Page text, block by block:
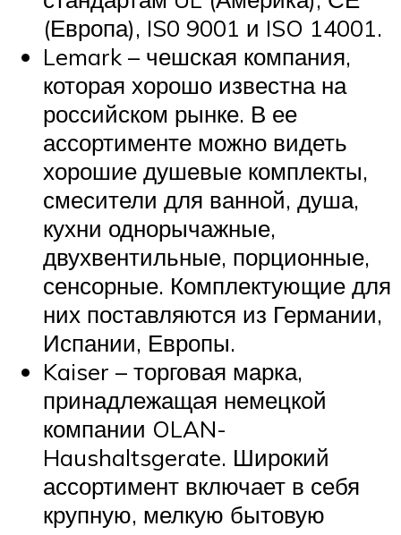
(Европа), IS0 9001 и ISO 14001.
Lemark – чешская компания,
которая хорошо известна на
российском рынке. В ее
ассортименте можно видеть
хорошие душевые комплекты,
смесители для ванной, душа,
кухни однорычажные,
двухвентильные, порционные,
сенсорные. Комплектующие для
них поставляются из Германии,
Испании, Европы.
Kaiser – торговая марка,
принадлежащая немецкой
компании OLAN-
Haushaltsgerate. Широкий
ассортимент включает в себя
крупную, мелкую бытовую